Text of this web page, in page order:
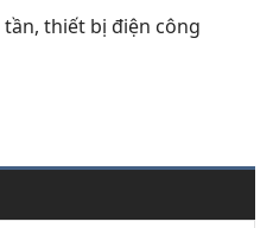
thiết bị điện công